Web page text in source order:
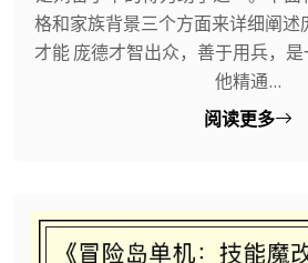
格和家族背景三个方面来详细阐述
才能 庞德才智出众，善于用兵，是
他精通...
阅读更多